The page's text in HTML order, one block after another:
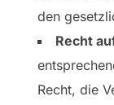
den
Recht
Recht, die